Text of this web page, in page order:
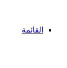
القائمة